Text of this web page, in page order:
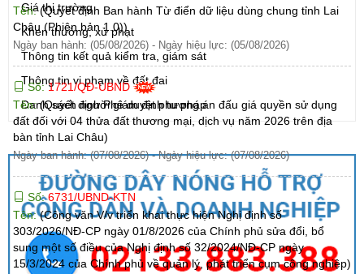
Tên:(Quyết định Ban hành Từ điển dữ liệu dùng chung tỉnh Lai
Châu (Phiên bản 1.0))
Ngày ban hành: (05/08/2026) - Ngày hiệu lực: (05/08/2026)
Số:1721/QĐ-UBND
Tên:(Quyết định Phê duyệt phương án đấu giá quyền sử dụng
đất đối với 04 thửa đất thương mại, dịch vụ năm 2026 trên địa
bàn tỉnh Lai Châu)
Ngày ban hành: (07/08/2026) -Ngày hiệu lực: (07/08/2026)
Số:6731/UBND-KTN
Tên:(Công văn V/v triển khai thực hiện Nghị định số
303/2026/NĐ-CP ngày 01/8/2026 của Chính phủ sửa đổi, bổ
sung một số điều của Nghị định số 32/2024/NĐ-CP ngày
15/3/2024 của Chính phủ về quản lý, phát triển cụm công nghiệp)
Giá thị trường
Khen thưởng, xử phạt
Thông tin kết quả kiểm tra, giám sát
Thông tin vi phạm về đất đai
Danh sách người giám định tư pháp